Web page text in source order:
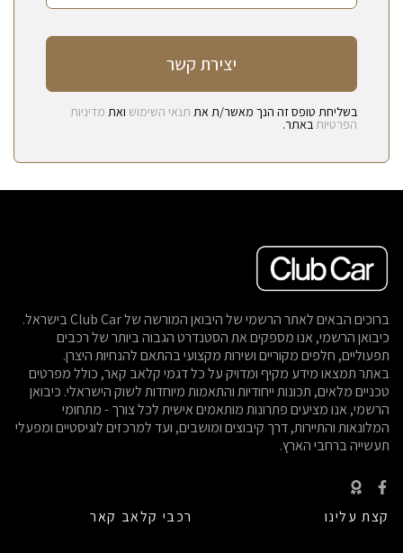
בשליחת טופס זה הנך מאשר/ת את תנאי השימוש ואת מדיניות
הפרטיותבאתר.
ברוכים הבאים לאתר הרשמי של היבואן המורשה של Club Car בישראל.
כיבואן הרשמי, אנו מספקים את הסטנדרט הגבוה ביותר של רכבים
תפעוליים, חלפים מקוריים ושירות מקצועי בהתאם להנחיות היצרן.
באתר תמצאו מידע מקיף ומדויק על כל דגמי קלאב קאר, כולל מפרטים
טכניים מלאים, תכונות ייחודיות והתאמות מיוחדות לשוק הישראלי. כיבואן
הרשמי, אנו מציעים פתרונות מותאמים אישית לכל צורך - מתחומי
המלונאות והתיירות, דרך קיבוצים ומושבים, ועד למרכזים לוגיסטיים ומפעלי
תעשייה ברחבי הארץ.
קצת עלינו רכבי קלאב קאר